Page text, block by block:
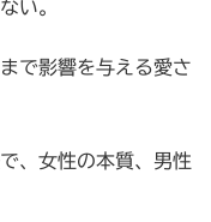
い。
で影響を与える愛さ
、女性の本質、男性